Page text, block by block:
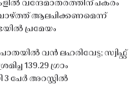
വന്ദേമാതരത്തിന് പകരം
ആലപിക്കണമെന്ന്
പ്രമേയം
വൻ ലഹരിവേട്ട; സ്വിഫ്റ്റ്
139.29 ഗ്രാം
പേർ അറസ്റ്റിൽ